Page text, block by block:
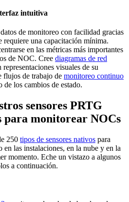
intuitiva
de monitoreo con facilidad gracias
requiere una capacitación mínima.
en las métricas más importantes
de NOC. Cree diagramas de red
representaciones visuales de su
flujos de trabajo de monitoreo continuo
los cambios de estado.
sensores PRTG
para monitorear NOCs
250 tipos de sensores nativos para
en las instalaciones, en la nube y en la
momento. Eche un vistazo a algunos
a continuación.